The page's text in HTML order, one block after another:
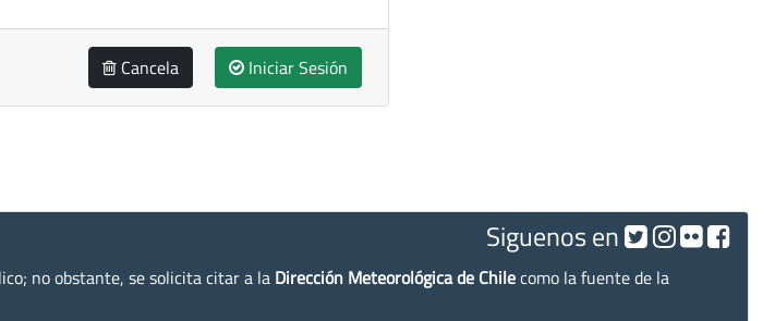
Cancela Iniciar Sesión
Siguenos en
no obstante, se solicita citar a la Dirección Meteorológica de Chilecomo la fuente de la